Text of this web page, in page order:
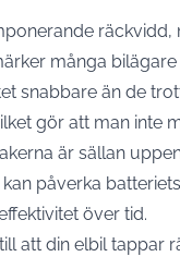
räckvidd,
många
snabbare än de
gör att man inte
är sällan
påverka
över tid.
att din elbil tappar